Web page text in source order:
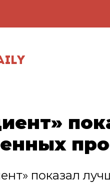
показал